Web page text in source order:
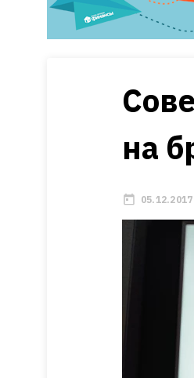
на
05.12.2017